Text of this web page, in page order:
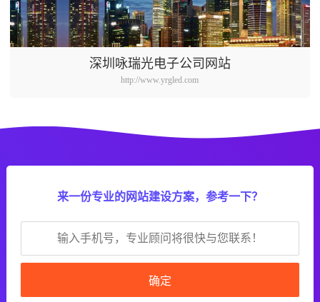
深圳咏瑞光电子公司网站
http://www.yrgled.com
来一份专业的网站建设方案，参考一下？
确定